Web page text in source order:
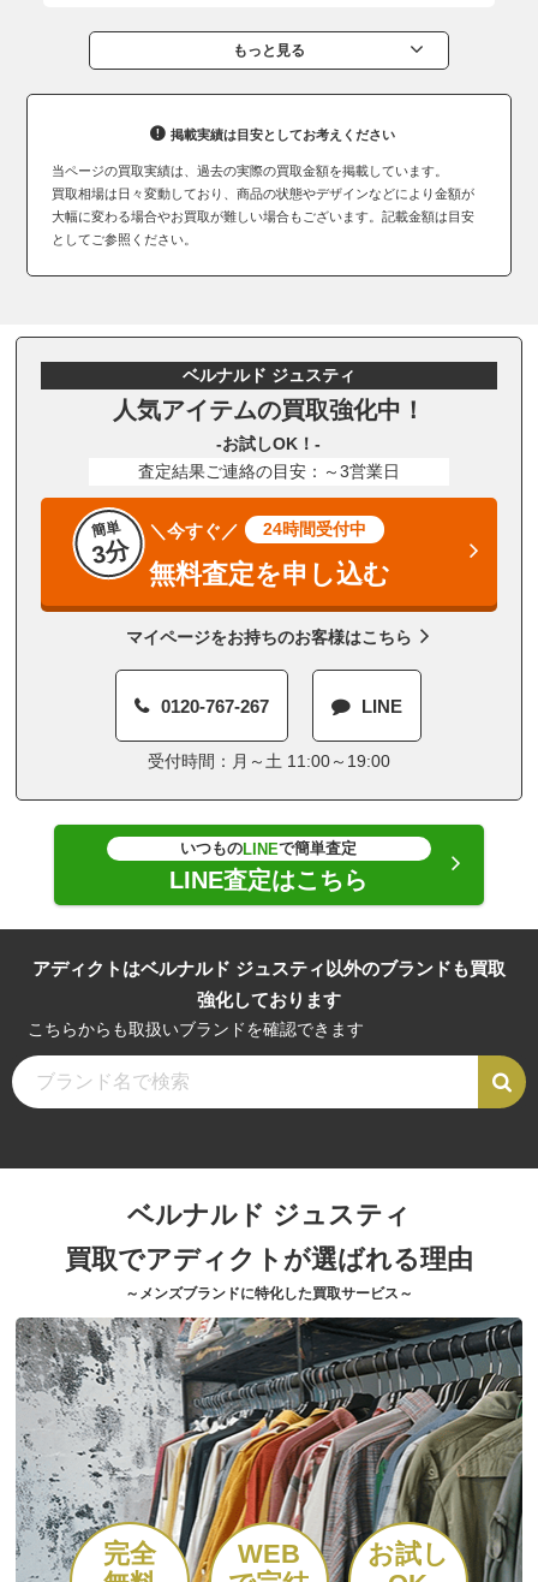
もっと見る
掲載実績は目安としてお考えください
当ページの買取実績は、過去の実際の買取金額を掲載しています。
買取相場は日々変動しており、商品の状態やデザインなどにより金額が
大幅に変わる場合やお買取が難しい場合もございます。記載金額は目安
としてご参照ください。
ベルナルド ジュスティ
人気アイテムの買取強化中！
-お試しOK！-
査定結果ご連絡の目安：～3営業日
簡単
3分
＼今すぐ／ 24時間受付中
無料査定を申し込む
マイページをお持ちのお客様はこちら
0120-767-267 LINE
受付時間：月～土 11:00～19:00
いつものLINEで簡単査定
LINE査定はこちら
アディクトはベルナルド ジュスティ以外のブランドも買取
強化しております
こちらからも取扱いブランドを確認できます
ベルナルド ジュスティ
買取でアディクトが選ばれる理由
～メンズブランドに特化した買取サービス～
完全
WEB
お試し